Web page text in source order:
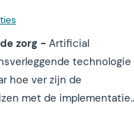
zorg - Artificial
technologie
hoe ver zijn de
met de implementatie
Partners onderzocht